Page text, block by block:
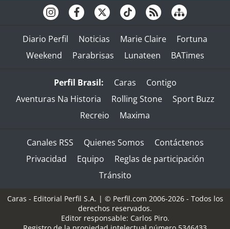
Diario Perfil Noticias Marie Claire
Fortuna
Weekend
Parabrisas Lunateen BATimes
Perfil Brasil: Caras
Contigo
Aventuras Na Historia
Rolling Stone
Sport Buzz
Recreio
Maxima
Canales RSS Quienes Somos
Contáctenos
Privacidad
Equipo
Reglas de participación
Tránsito
Caras - Editorial Perfil S.A. | © Perfil.com 2006-2026 - Todos los
derechos reservados.
Editor responsable: Carlos Piro.